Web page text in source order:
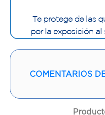
Te protege de las
por la exposición al
necesaria con su
COMENTARIOS